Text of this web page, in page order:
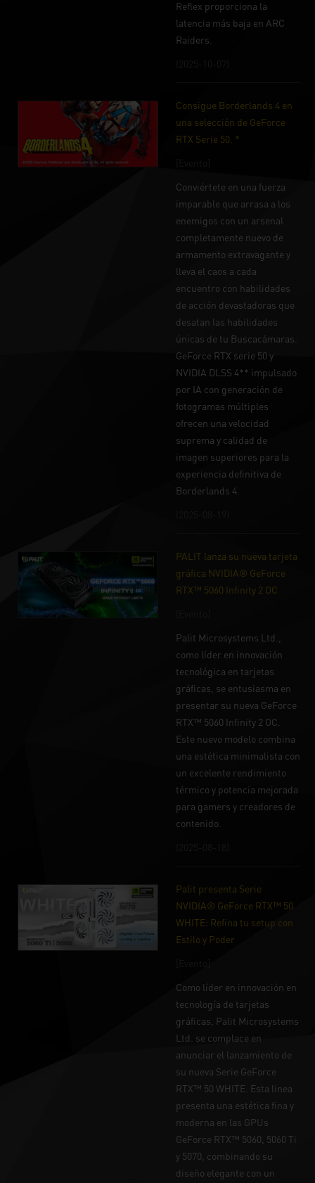
Reflex proporciona la
latencia más baja en ARC
Raiders.
Consigue Borderlands 4 en
una selección de GeForce
RTX Serie 50. *
Conviértete en una fuerza
imparable que arrasa a los
enemigos con un arsenal
completamente nuevo de
armamento extravagante y
lleva el caos a cada
encuentro con habilidades
de acción devastadoras que
desatan las habilidades
únicas de tu Buscacámaras.
GeForce RTX serie 50 y
NVIDIA DLSS 4** impulsado
por IA con generación de
fotogramas múltiples
ofrecen una velocidad
suprema y calidad de
imagen superiores para la
experiencia definitiva de
Borderlands 4.
PALIT lanza su nueva tarjeta
gráfica NVIDIA® GeForce
RTX™ 5060 Infinity 2 OC
Palit Microsystems Ltd.,
como líder en innovación
tecnológica en tarjetas
gráficas, se entusiasma en
presentar su nueva GeForce
RTX™ 5060 Infinity 2 OC.
Este nuevo modelo combina
una estética minimalista con
un excelente rendimiento
térmico y potencia mejorada
para gamers y creadores de
contenido.
Palit presenta Serie
NVIDIA® GeForce RTX™ 50
WHITE: Refina tu setup con
Estilo y Poder
Como líder en innovación en
tecnología de tarjetas
gráficas, Palit Microsystems
Ltd. se complace en
anunciar el lanzamiento de
su nueva Serie GeForce
RTX™ 50 WHITE. Esta línea
presenta una estética fina y
moderna en las GPUs
GeForce RTX™ 5060, 5060 Ti
y 5070, combinando su
diseño elegante con un